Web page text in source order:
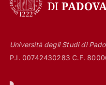
Università degli Studi di
P.I. 00742430283 C.F.